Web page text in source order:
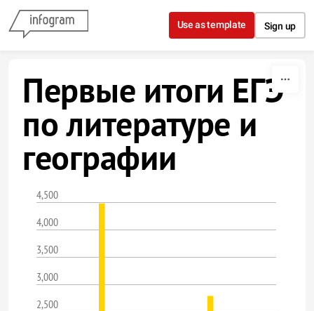
Skip to content
Use as template Sign up
Первые итоги ЕГЭ
по литературе и
географии
4,500
4,000
3,500
3,000
2,500